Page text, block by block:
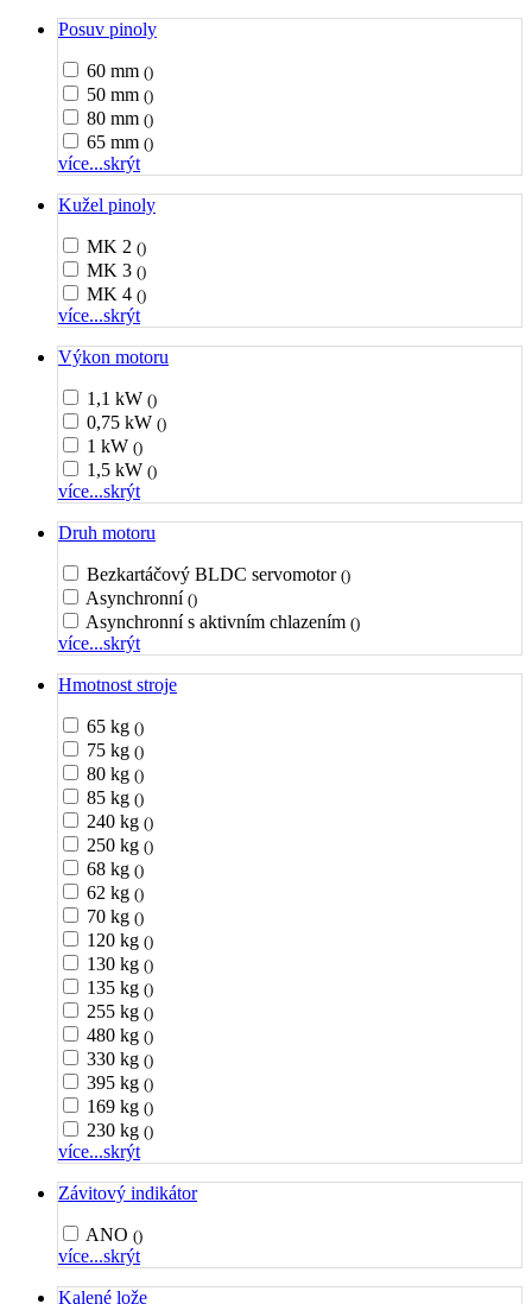
Posuv pinoly
60 mm ()
50 mm ()
80 mm ()
65 mm ()
více...skrýt
Kužel pinoly
MK 2 ()
MK 3 ()
MK 4 ()
více...skrýt
Výkon motoru
1,1 kW ()
0,75 kW ()
1 kW ()
1,5 kW ()
více...skrýt
Druh motoru
Bezkartáčový BLDC servomotor ()
Asynchronní ()
Asynchronní s aktivním chlazením ()
více...skrýt
Hmotnost stroje
65 kg ()
75 kg ()
80 kg ()
85 kg ()
240 kg ()
250 kg ()
68 kg ()
62 kg ()
70 kg ()
120 kg ()
130 kg ()
135 kg ()
255 kg ()
480 kg ()
330 kg ()
395 kg ()
169 kg ()
230 kg ()
více...skrýt
Závitový indikátor
ANO ()
více...skrýt
Kalené lože